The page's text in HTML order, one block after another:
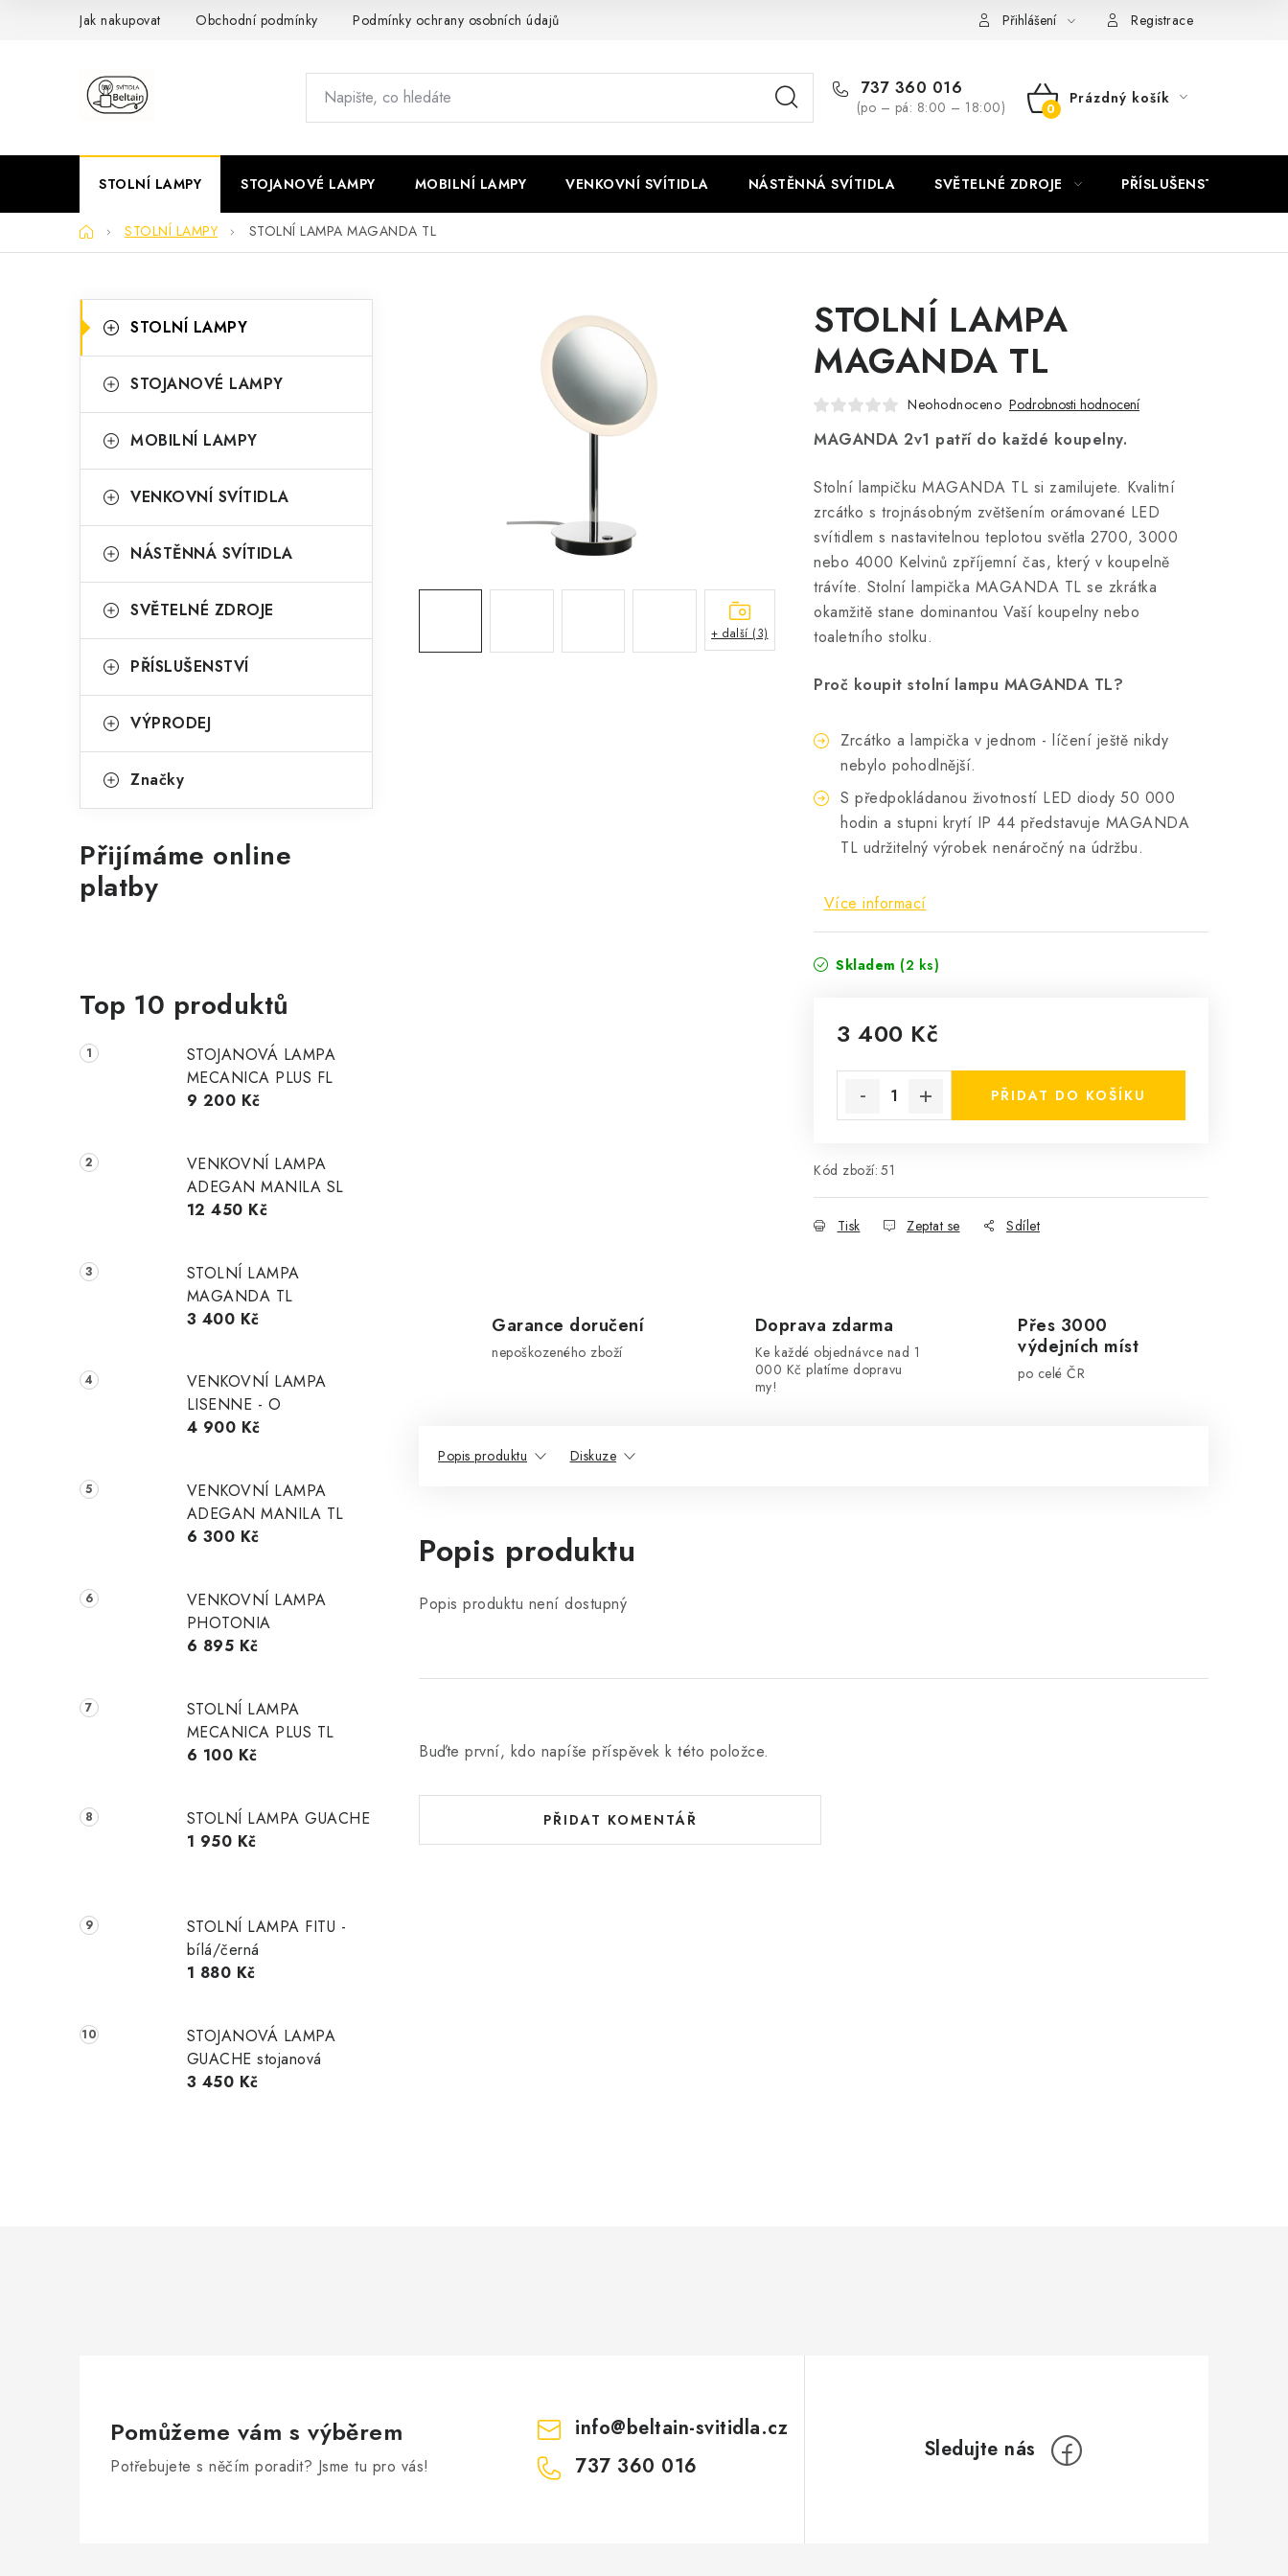
Jak nakupovat Obchodní podmínky Podmínky ochrany osobních údajů Přihlášení Registrace
737 360 016
(po – pá: 8:00 – 18:00)
NÁKUPNÍ
Prázdný košík
STOLNÍ LAMPY STOJANOVÉ LAMPY MOBILNÍ LAMPY VENKOVNÍ SVÍTIDLA NÁSTĚNNÁ SVÍTIDLA SVĚTELNÉ ZDROJE PŘÍSLUŠENSTVÍ
DomůSTOLNÍ LAMPY STOLNÍ LAMPA MAGANDA TL
P
o
t
r
n
n
p
e
kategorie
K
a
e
o
i
STOLNÍ LAMPY
STOJANOVÉ LAMPY
MOBILNÍ LAMPY
VENKOVNÍ SVÍTIDLA
NÁSTĚNNÁ SVÍTIDLA
SVĚTELNÉ ZDROJE
PŘÍSLUŠENSTVÍ
VÝPRODEJ
Značky
Přijímáme online
platby
Top 10 produktů
STOJANOVÁ LAMPA
MECANICA PLUS FL
9 200 Kč
VENKOVNÍ LAMPA
ADEGAN MANILA SL
12 450 Kč
STOLNÍ LAMPA
MAGANDA TL
3 400 Kč
VENKOVNÍ LAMPA
LISENNE - O
4 900 Kč
VENKOVNÍ LAMPA
ADEGAN MANILA TL
6 300 Kč
VENKOVNÍ LAMPA
PHOTONIA
6 895 Kč
STOLNÍ LAMPA
MECANICA PLUS TL
6 100 Kč
STOLNÍ LAMPA GUACHE
1 950 Kč
STOLNÍ LAMPA FITU -
bílá/černá
1 880 Kč
STOJANOVÁ LAMPA
GUACHE stojanová
3 450 Kč
STOLNÍ LAMPA
MAGANDA TL
Neohodnoceno Podrobnosti hodnocení
MAGANDA 2v1 patří do každé koupelny.
Stolní lampičku MAGANDA TL si zamilujete. Kvalitní
zrcátko s trojnásobným zvětšením orámované LED
svítidlem s nastavitelnou teplotou světla 2700, 3000
nebo 4000 Kelvinů zpříjemní čas, který v koupelně
trávíte. Stolní lampička MAGANDA TL se zkrátka
okamžitě stane dominantou Vaší koupelny nebo
toaletního stolku.
Proč koupit stolní lampu MAGANDA TL?
Zrcátko a lampička v jednom - líčení ještě nikdy
nebylo pohodlnější.
S předpokládanou životností LED diody 50 000
hodin a stupni krytí IP 44 představuje MAGANDA
TL udržitelný výrobek nenáročný na údržbu.
Více informací
Skladem (2 ks)
3 400 Kč
PŘIDAT DO KOŠÍKU
Kód zboží: 51
Tisk Zeptat se Sdílet
+ další (3)
Garance doručení
nepoškozeného zboží
Doprava zdarma
Ke každé objednávce nad 1
000 Kč platíme dopravu
my!
Přes 3000
výdejních míst
po celé ČR
Popis produktu Diskuze
Popis produktu
Popis produktu není dostupný
Buďte první, kdo napíše příspěvek k této položce.
PŘIDAT KOMENTÁŘ
Pomůžeme vám s výběrem
Potřebujete s něčím poradit? Jsme tu pro vás!
info@beltain-svitidla.cz
737 360 016